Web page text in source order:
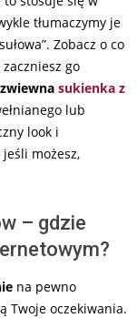
tłumaczymy je
Zobacz o co
go
zwiewna sukienka z
lub
look i
możesz,
– gdzie
na pewno
Twoje oczekiwania.